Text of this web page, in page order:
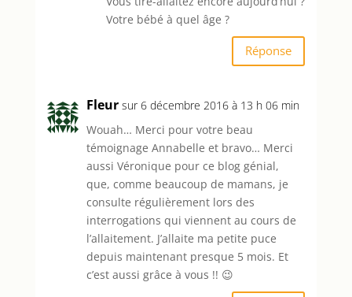
Votre bébé à quel âge ?
Réponse
Fleur sur 6 décembre 2016 à 13 h 06 min
Wouah… Merci pour votre beau
témoignage Annabelle et bravo… Merci
aussi Véronique pour ce blog génial,
que, comme beaucoup de mamans, je
consulte régulièrement lors des
interrogations qui viennent au cours de
l’allaitement. J’allaite ma petite puce
depuis maintenant presque 5 mois. Et
c’est aussi grâce à vous !! 😉